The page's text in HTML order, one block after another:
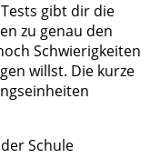
gibt dir die
zu genau den
Schwierigkeiten
willst. Die kurze
Schule